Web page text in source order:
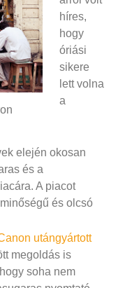
híres,
hogy
óriási
sikere
lett volna
a
elején okosan
és a
A piacot
és olcsó
utángyártott
megoldás is
soha nem